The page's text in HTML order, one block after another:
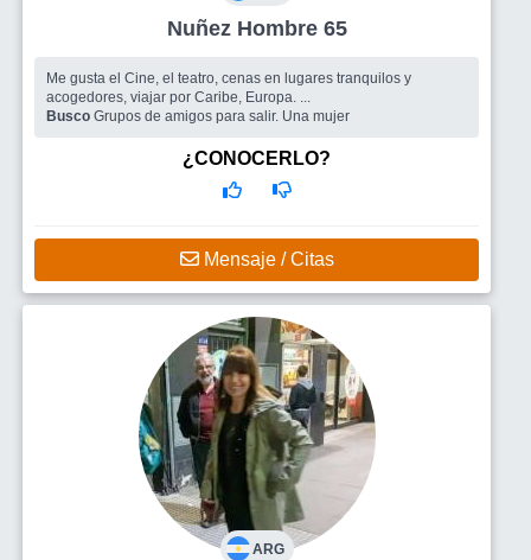
Nuñez Hombre 65
Me gusta el Cine, el teatro, cenas en lugares tranquilos y
acogedores, viajar por Caribe, Europa. ...
Busco Grupos de amigos para salir. Una mujer
¿CONOCERLO?
Mensaje / Citas
ARG